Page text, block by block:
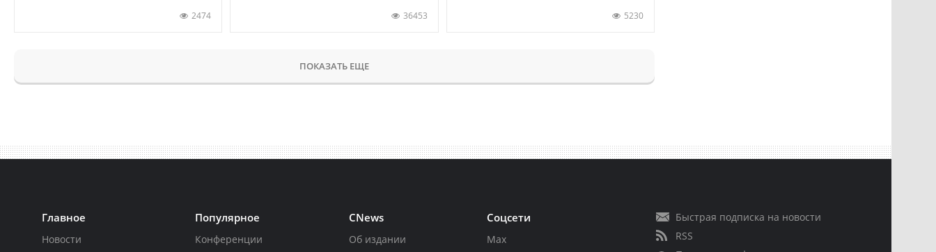
2474 36453 5230
ПОКАЗАТЬ ЕЩЕ
Главное
Новости
Популярное
Конференции
CNews
Об издании
Соцсети
Max
Быстрая подписка на новости
RSS